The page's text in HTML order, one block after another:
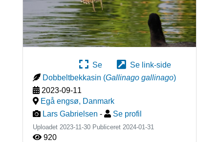
Se
Se link-side
Dobbeltbekkasin (Gallinago gallinago)
2023-09-11
Egå engsø, Danmark
Lars Gabrielsen - Se profil
Uploadet 2023-11-30 Publiceret 2024-01-31
920